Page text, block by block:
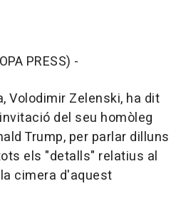
PRESS) -
Volodimir Zelenski, ha dit
del seu homòleg
Trump, per parlar dilluns
els "detalls" relatius al
cimera d'aquest